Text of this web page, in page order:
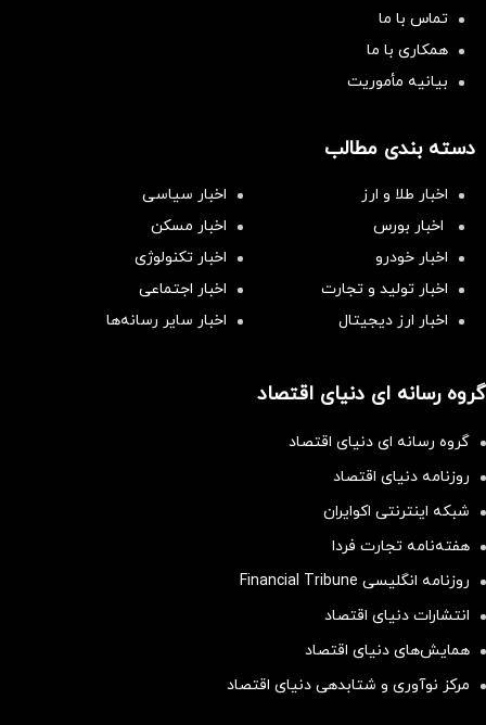
تماس با ما
همکاری با ما
بیانیه مأموریت
دسته بندی مطالب
اخبار طلا و ارز
اخبار سیاسی
اخبار بورس
اخبار مسکن
اخبار خودرو
اخبار تکنولوژی
اخبار تولید و تجارت
اخبار اجتماعی
اخبار ارز دیجیتال
اخبار سایر رسانه‌‌ها
گروه رسانه ای دنیای اقتصاد
گروه رسانه ای دنیای اقتصاد
روزنامه دنیای اقتصاد
شبکه اینترنتی اکوایران
هفته‌نامه تجارت فردا
روزنامه انگلیسی Financial Tribune
انتشارات دنیای اقتصاد
همایش‌های دنیای اقتصاد
مرکز نوآوری و شتابدهی دنیای اقتصاد